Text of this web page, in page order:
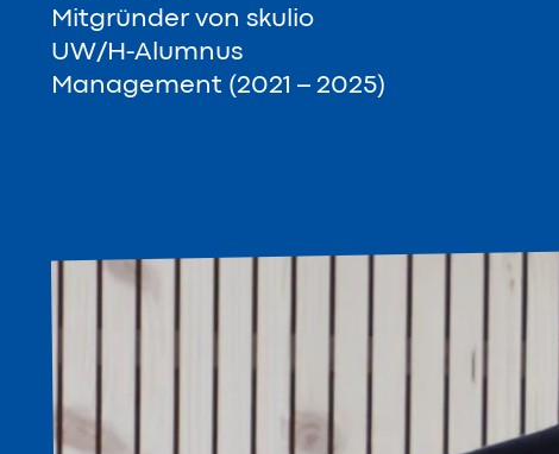
Mitgründer von skulio
UW/H-Alumnus
Management (2021 – 2025)